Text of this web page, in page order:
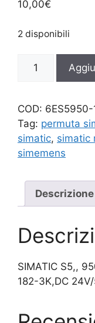
10,00€
2 disponibili
6ES5950-
COD: 6ES5950-
Tag: permuta
simatic, simatic
simemens
Descrizione
SIMATIC S5,,
182-3K,DC